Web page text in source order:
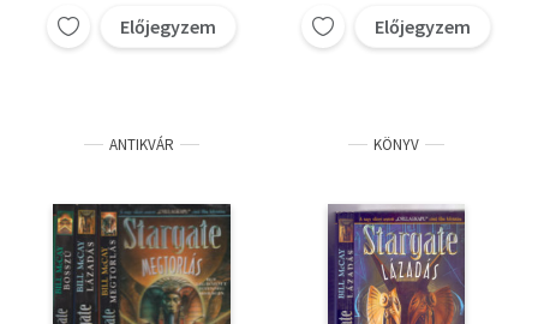
Előjegyzem Előjegyzem
ANTIKVÁR KÖNYV